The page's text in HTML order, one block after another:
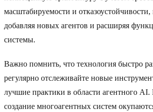
масштабируемости и отказоустойчивости,
добавляя новых агентов и расширяя
системы.
Важно помнить, что технология быстро
регулярно отслеживайте новые
лучшие практики в области агентного
создание многоагентных систем